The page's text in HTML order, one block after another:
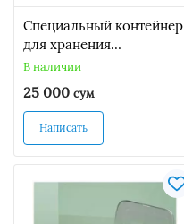
Специальный контейнер
для хранения
лекарственных таблеток
и капсул.
В наличии
25 000 сум
Написать